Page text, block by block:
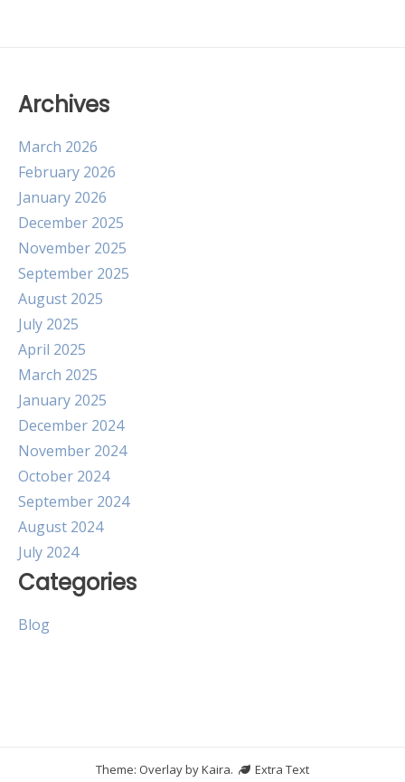
Archives
March 2026
February 2026
January 2026
December 2025
November 2025
September 2025
August 2025
July 2025
April 2025
March 2025
January 2025
December 2024
November 2024
October 2024
September 2024
August 2024
July 2024
Categories
Blog
Theme: Overlay byKaira. Extra Text